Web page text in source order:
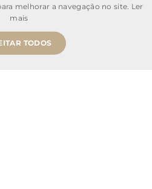
melhorar a navegação no site. Ler
mais
TODOS